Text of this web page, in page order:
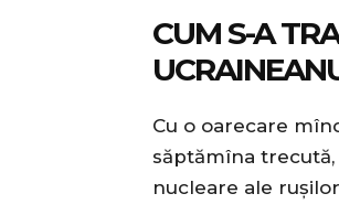
CUM S-A
Cu o oarecare
săptămîna
nucleare ale